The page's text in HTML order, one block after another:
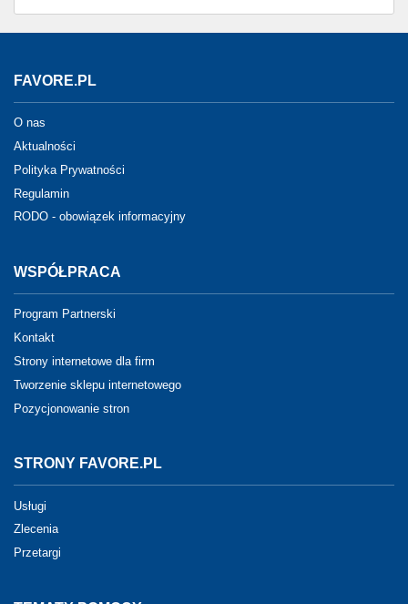
FAVORE.PL
O nas
Aktualności
Polityka Prywatności
Regulamin
RODO - obowiązek informacyjny
WSPÓŁPRACA
Program Partnerski
Kontakt
Strony internetowe dla firm
Tworzenie sklepu internetowego
Pozycjonowanie stron
STRONY FAVORE.PL
Usługi
Zlecenia
Przetargi